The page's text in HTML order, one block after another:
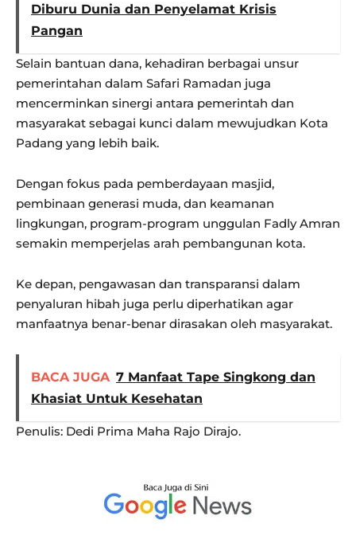
Diburu Dunia dan Penyelamat Krisis
Pangan
Selain bantuan dana, kehadiran berbagai unsur
pemerintahan dalam Safari Ramadan juga
mencerminkan sinergi antara pemerintah dan
masyarakat sebagai kunci dalam mewujudkan Kota
Padang yang lebih baik.
Dengan fokus pada pemberdayaan masjid,
pembinaan generasi muda, dan keamanan
lingkungan, program-program unggulan Fadly Amran
semakin memperjelas arah pembangunan kota.
Ke depan, pengawasan dan transparansi dalam
penyaluran hibah juga perlu diperhatikan agar
manfaatnya benar-benar dirasakan oleh masyarakat.
BACA JUGA 7 Manfaat Tape Singkong dan
Khasiat Untuk Kesehatan
Penulis: Dedi Prima Maha Rajo Dirajo.